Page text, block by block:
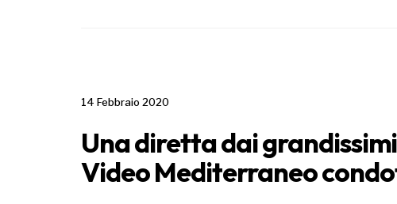
14 Febbraio 2020
Una diretta dai
Video Mediterraneo